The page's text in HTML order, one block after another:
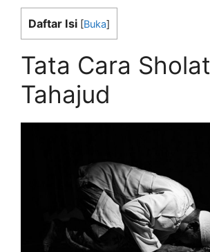
Daftar Isi [Buka]
Tata Cara Sholat
Tahajud